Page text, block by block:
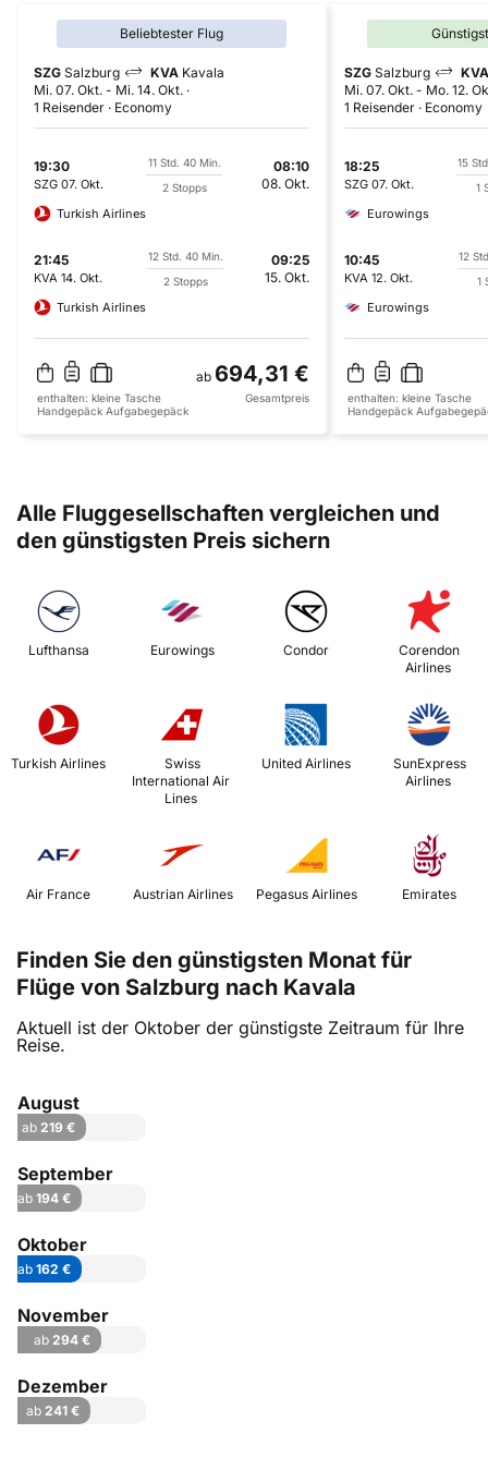
Beliebtester Flug
SZG Salzburg KVA Kavala
Mi. 07. Okt. - Mi. 14. Okt.
1 Reisender
Economy
19:30
SZG 07. Okt.
11 Std. 40 Min.
2 Stopps
08:10
08. Okt.
Turkish Airlines
21:45
KVA 14. Okt.
12 Std. 40 Min.
2 Stopps
09:25
15. Okt.
Turkish Airlines
ab 694,31 €
enthalten: kleine Tasche
Handgepäck Aufgabegepäck
Gesamtpreis
SZG Salzburg
KVA
Mi. 07. Okt. - Mo. 12.
1 Reisender
Economy
18:25
SZG 07. Okt.
15
1
Eurowings
10:45
KVA 12. Okt.
12
1
Eurowings
enthalten: kleine Tasche
Handgepäck
Alle Fluggesellschaften vergleichen und
den günstigsten Preis sichern
Lufthansa Eurowings Condor
Corendon
Airlines
Turkish Airlines
International Air
Lines
United Airlines
Airlines
Air France Austrian Airlines Emirates
Finden Sie den günstigsten Monat für
Flüge von Salzburg nach Kavala
Aktuell ist der Oktober der günstigste Zeitraum für Ihre
Reise.
August
ab 219 €
September
ab 194 €
Oktober
ab 162 €
November
ab 294 €
Dezember
ab 241 €